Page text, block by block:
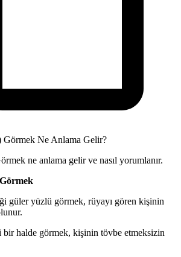
ne anlama gelir ve nasıl yorumlanır.
güler yüzlü görmek, rüyayı gören kişinin
halde görmek, kişinin tövbe etmeksizin